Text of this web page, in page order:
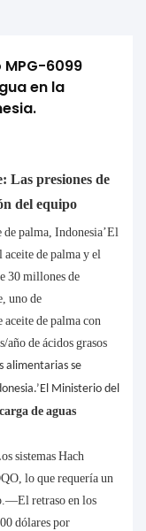
6099
en la
Las presiones de
del equipo
palma, Indonesia’El
de palma y el
30 millones de
uno de
aceite de palma con
año de ácidos grasos
alimentarias se
Ministerio del
de aguas
sistemas Hach
lo que requería un
retraso en los
dólares por